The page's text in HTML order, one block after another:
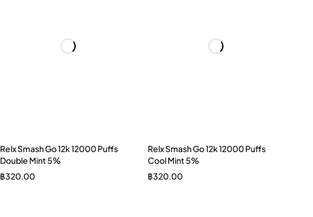
Relx Smash Go 12k 12000 Puffs
Double Mint 5%
฿320.00
Relx Smash Go 12k 12000 Puffs
Cool Mint 5%
฿320.00